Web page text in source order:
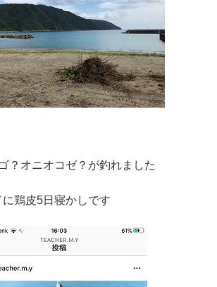
？オニオコゼ？が釣れました
鶏皮5日寝かしです